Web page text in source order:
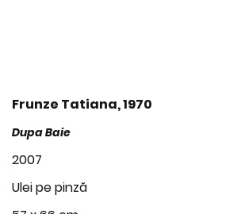
Frunze Tatiana, 1970
Dupa Baie
2007
Ulei pe pinză